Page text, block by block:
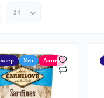
Хит Акция